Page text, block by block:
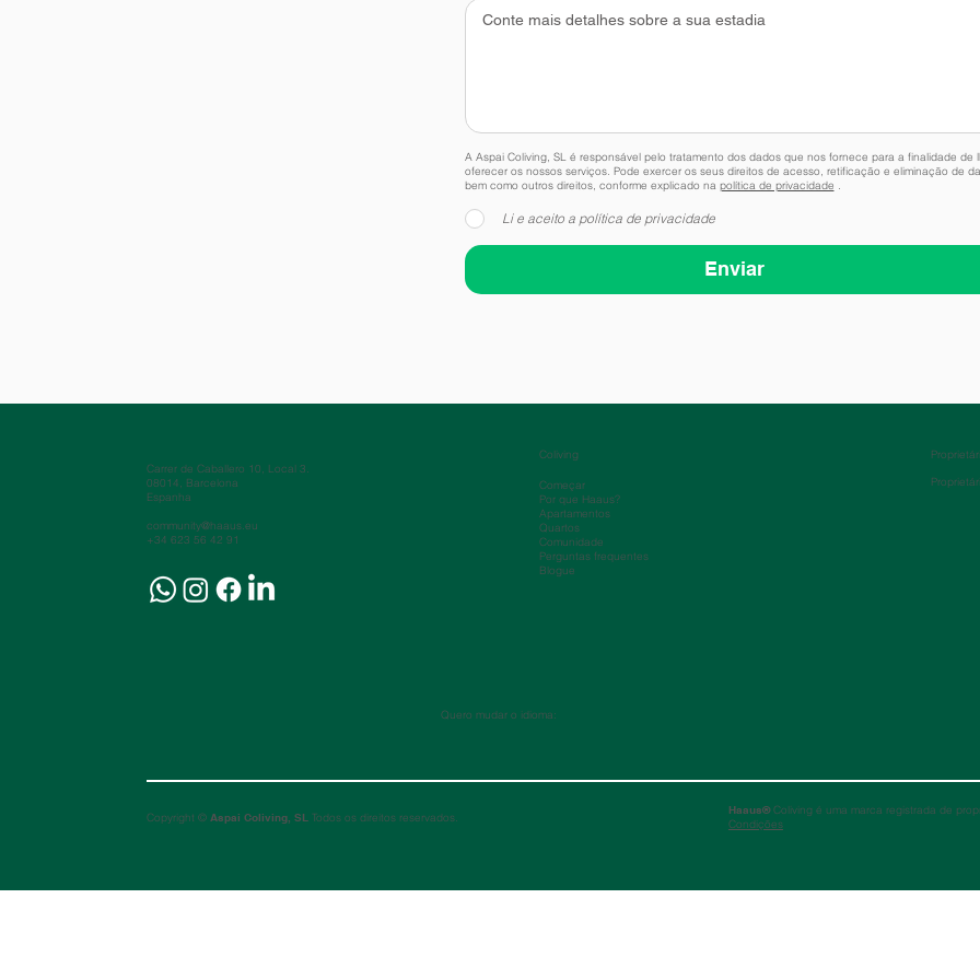
Enviar
A Aspai Coliving, SL é responsável pelo tratamento dos dados que nos fornece para a finalidade de
oferecer os nossos serviços. Pode exercer os seus direitos de acesso, retificação e eliminação de
bem como outros direitos, conforme explicado na política de privacidade
Li e aceito a política de privacidade
Carrer de Caballero 10, Local 3.
08014, Barcelona
Espanha
community@haaus.eu
+34 623 56 42 91
Coliving
Começar
Por que Haaus?
Apartamentos
Quartos
Comunidade
Perguntas frequentes
Blogue
Quero mudar o idioma:
Haaus®Coliving é uma marca registrada de
Condições
Copyright © Aspai Coliving, SL Todos os direitos reservados.